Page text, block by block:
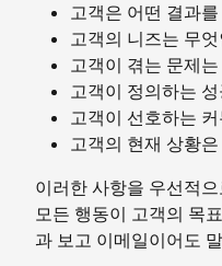
고객은 어떤 결과
고객의 니즈는 무
고객이 겪는 문제
고객이 정의하는
고객이 선호하는
고객의 현재 상황
이러한 사항을 우선적
모든 행동이 고객의 목
과 보고 이메일이어도